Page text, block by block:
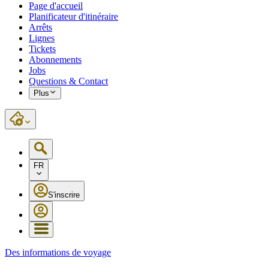
Page d'accueil
Planificateur d'itinéraire
Arrêts
Lignes
Tickets
Abonnements
Jobs
Questions & Contact
Plus
FR
S'inscrire
Des informations de voyage